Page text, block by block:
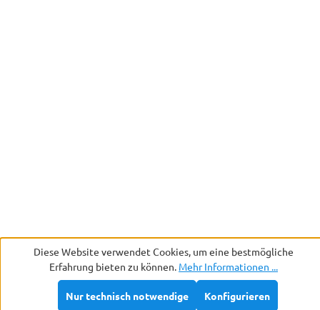
Diese Website verwendet Cookies, um eine bestmögliche
Erfahrung bieten zu können. Mehr Informationen ...
Nur technisch notwendige Konfigurieren